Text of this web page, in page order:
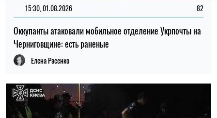
15:30, 01.08.2026 82
Оккупанты атаковали мобильное отделение Укрпочты на
Черниговщине: есть раненые
Елена Расенко